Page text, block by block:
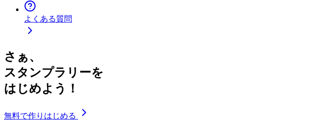
よくある質問
さぁ、
スタンプラリーを
はじめよう！
無料で作りはじめる